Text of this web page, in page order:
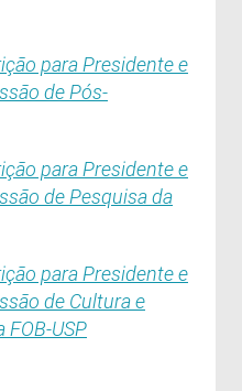
para Presidente e
de Pós-
para Presidente e
de Pesquisa da
para Presidente e
de Cultura e
FOB-USP